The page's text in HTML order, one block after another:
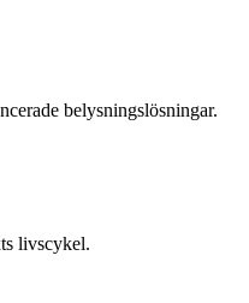
belysningslösningar.
livscykel.